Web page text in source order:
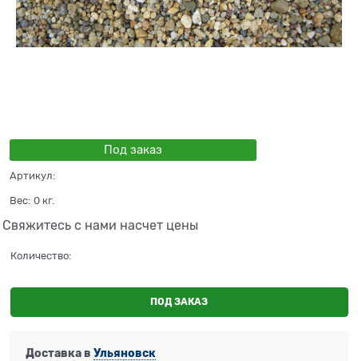
Под заказ
Артикул:
Вес: 0 кг.
Свяжитесь с нами насчет цены
Количество:
ПОД ЗАКАЗ
Доставка в Ульяновск